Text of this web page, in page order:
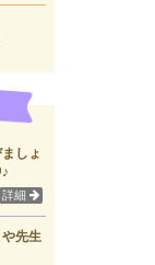
しょ
詳細
先生